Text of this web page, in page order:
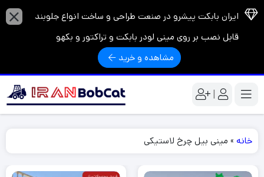
ایران بابکت پیشرو در صنعت طراحی و ساخت انواع جلوبند
قابل نصب بر روی مینی لودر بابکت و تراکتور و بکهو
مشاهده و خرید
|
خانه » مینی بیل چرخ لاستیکی